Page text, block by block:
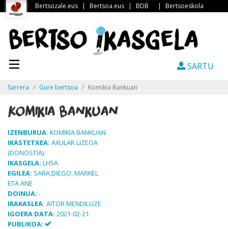
Bertsozale.eus | Bertsoa.eus | BDB | Bertsoeskola
SARTU
Sarrera Gure bertsoa Komikia Bankuan
Komikia Bankuan
IZENBURUA: KOMIKIA BANKUAN
IKASTETXEA: AXULAR LIZEOA
(DONOSTIA)
IKASGELA: LH5A
EGILEA: SARA,DIEGO, MARKEL
ETA ANE
DOINUA: -
IRAKASLEA: AITOR MENDILUZE
IGOERA DATA: 2021-02-21
PUBLIKOA: